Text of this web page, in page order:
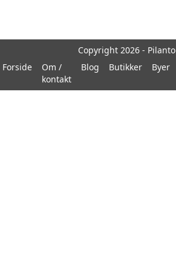
Copyright 2026 -
Forside
Om /
kontakt
Blog Butikker Byer